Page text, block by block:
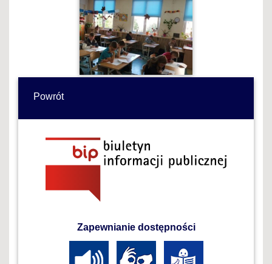
Powrót
Zapewnianie dostępności